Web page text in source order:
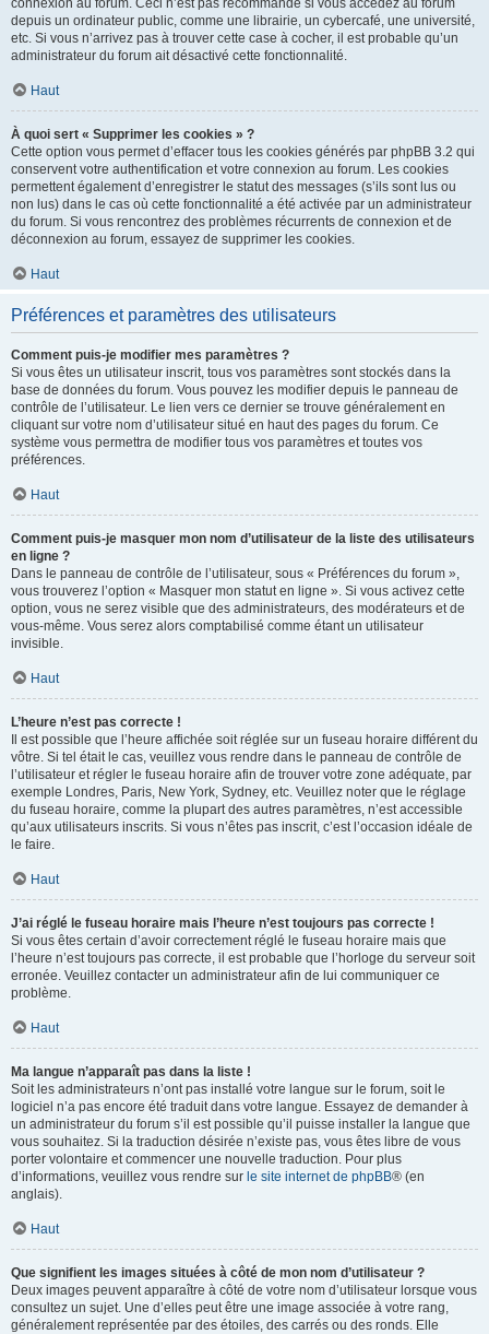
connexion au forum. Ceci n’est pas recommandé si vous accédez au forum
depuis un ordinateur public, comme une librairie, un cybercafé, une université,
etc. Si vous n’arrivez pas à trouver cette case à cocher, il est probable qu’un
administrateur du forum ait désactivé cette fonctionnalité.
Haut
À quoi sert « Supprimer les cookies » ?
Cette option vous permet d’effacer tous les cookies générés par phpBB 3.2 qui
conservent votre authentification et votre connexion au forum. Les cookies
permettent également d’enregistrer le statut des messages (s’ils sont lus ou
non lus) dans le cas où cette fonctionnalité a été activée par un administrateur
du forum. Si vous rencontrez des problèmes récurrents de connexion et de
déconnexion au forum, essayez de supprimer les cookies.
Haut
Préférences et paramètres des utilisateurs
Comment puis-je modifier mes paramètres ?
Si vous êtes un utilisateur inscrit, tous vos paramètres sont stockés dans la
base de données du forum. Vous pouvez les modifier depuis le panneau de
contrôle de l’utilisateur. Le lien vers ce dernier se trouve généralement en
cliquant sur votre nom d’utilisateur situé en haut des pages du forum. Ce
système vous permettra de modifier tous vos paramètres et toutes vos
préférences.
Haut
Comment puis-je masquer mon nom d’utilisateur de la liste des utilisateurs
en ligne ?
Dans le panneau de contrôle de l’utilisateur, sous « Préférences du forum »,
vous trouverez l’option « Masquer mon statut en ligne ». Si vous activez cette
option, vous ne serez visible que des administrateurs, des modérateurs et de
vous-même. Vous serez alors comptabilisé comme étant un utilisateur
invisible.
Haut
L’heure n’est pas correcte !
Il est possible que l’heure affichée soit réglée sur un fuseau horaire différent du
vôtre. Si tel était le cas, veuillez vous rendre dans le panneau de contrôle de
l’utilisateur et régler le fuseau horaire afin de trouver votre zone adéquate, par
exemple Londres, Paris, New York, Sydney, etc. Veuillez noter que le réglage
du fuseau horaire, comme la plupart des autres paramètres, n’est accessible
qu’aux utilisateurs inscrits. Si vous n’êtes pas inscrit, c’est l’occasion idéale de
le faire.
Haut
J’ai réglé le fuseau horaire mais l’heure n’est toujours pas correcte !
Si vous êtes certain d’avoir correctement réglé le fuseau horaire mais que
l’heure n’est toujours pas correcte, il est probable que l’horloge du serveur soit
erronée. Veuillez contacter un administrateur afin de lui communiquer ce
problème.
Haut
Ma langue n’apparaît pas dans la liste !
Soit les administrateurs n’ont pas installé votre langue sur le forum, soit le
logiciel n’a pas encore été traduit dans votre langue. Essayez de demander à
un administrateur du forum s’il est possible qu’il puisse installer la langue que
vous souhaitez. Si la traduction désirée n’existe pas, vous êtes libre de vous
porter volontaire et commencer une nouvelle traduction. Pour plus
d’informations, veuillez vous rendre sur le site internet de phpBB® (en
anglais).
Haut
Que signifient les images situées à côté de mon nom d’utilisateur ?
Deux images peuvent apparaître à côté de votre nom d’utilisateur lorsque vous
consultez un sujet. Une d’elles peut être une image associée à votre rang,
généralement représentée par des étoiles, des carrés ou des ronds. Elle